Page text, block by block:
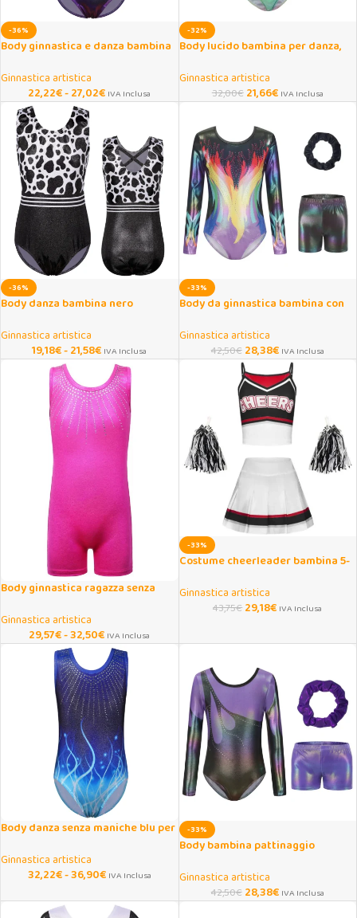
-36%
Body ginnastica e danza bambina
Ginnastica artistica
22,22€-27,02€ IVA Inclusa
-32%
Body lucido bambina per danza,
Ginnastica artistica
32,00€ 21,66€ IVA Inclusa
-36%
Body danza bambina nero
Ginnastica artistica
19,18€-21,58€ IVA Inclusa
-33%
Body da ginnastica bambina con
Ginnastica artistica
42,50€ 28,38€ IVA Inclusa
Body ginnastica ragazza senza
Ginnastica artistica
29,57€-32,50€ IVA Inclusa
-33%
Costume cheerleader bambina 5-
Ginnastica artistica
43,75€29,18€ IVA Inclusa
Body danza senza maniche blu per
Ginnastica artistica
32,22€-36,90€ IVA Inclusa
-33%
Body bambina pattinaggio
Ginnastica artistica
42,50€ 28,38€ IVA Inclusa